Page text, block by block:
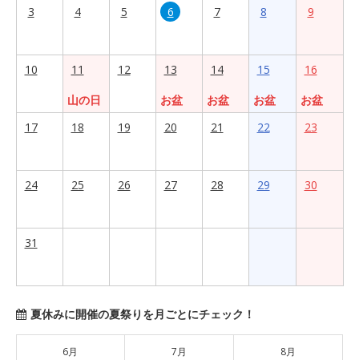
3 4 5 6 7 8 9
10
11
山の日
12
13
お盆
14
お盆
15
お盆
16
お盆
17
18 19 20 21 22 23
24 25 26 27 28 29 30
31
夏休みに開催の夏祭りを月ごとにチェック！
6月 7月 8月